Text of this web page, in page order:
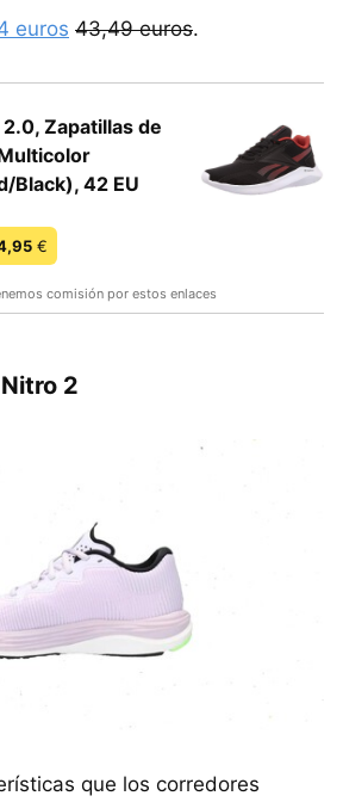
euros 43,49 euros.
Zapatillas de
Black), 42 EU
€
comisión por estos enlaces
2
que los corredores